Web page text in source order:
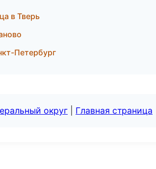
в Тверь
Петербург
округ Главная страница